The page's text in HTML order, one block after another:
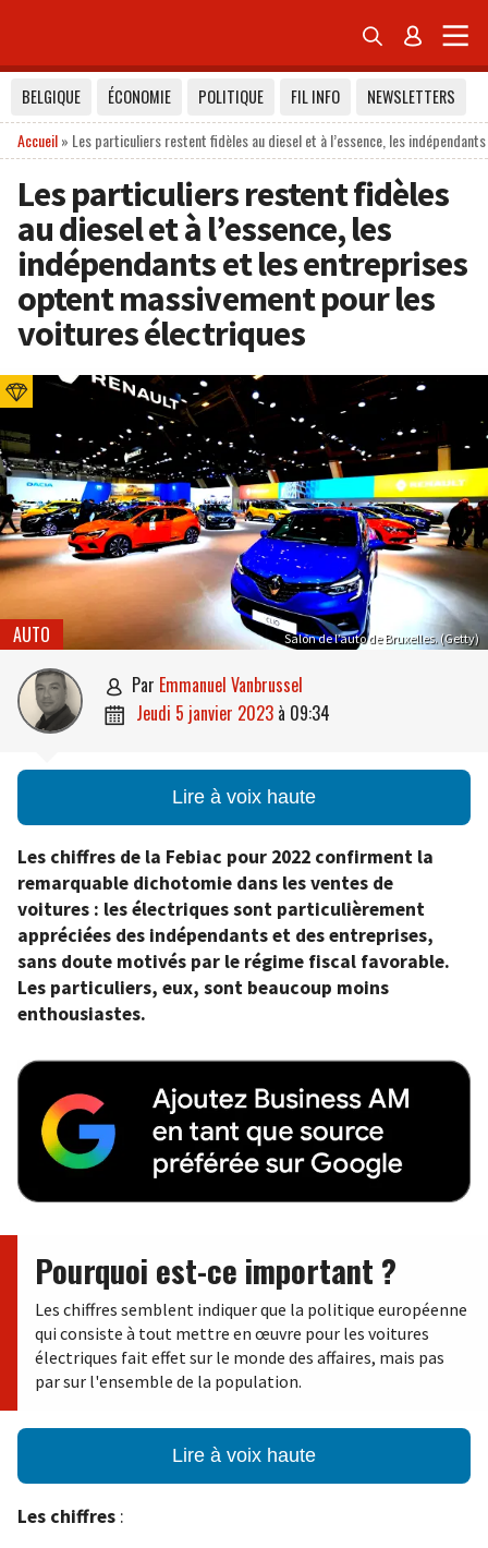
 
BELGIQUE ÉCONOMIE POLITIQUE FIL INFO
NEWSLETTERS
Accueil» Les particuliers restent fidèles au diesel et à l’essence, les
Les particuliers restent fidèles
au diesel et à l’essence, les
indépendants et les entreprises
optent massivement pour les
voitures électriques
Salon de l’auto de Bruxelles. (Getty)
AUTO
 par Emmanuel Vanbrussel
 jeudi 5 janvier 2023 à 09:34
Lire à voix haute
Les chiffres de la Febiac pour 2022 confirment la
remarquable dichotomie dans les ventes de
voitures : les électriques sont particulièrement
appréciées des indépendants et des entreprises,
sans doute motivés par le régime fiscal favorable.
Les particuliers, eux, sont beaucoup moins
enthousiastes.
Pourquoi est-ce important ?
Les chiffres semblent indiquer que la politique européenne
qui consiste à tout mettre en œuvre pour les voitures
électriques fait effet sur le monde des affaires, mais pas
par sur l'ensemble de la population.
Lire à voix haute
Les chiffres :